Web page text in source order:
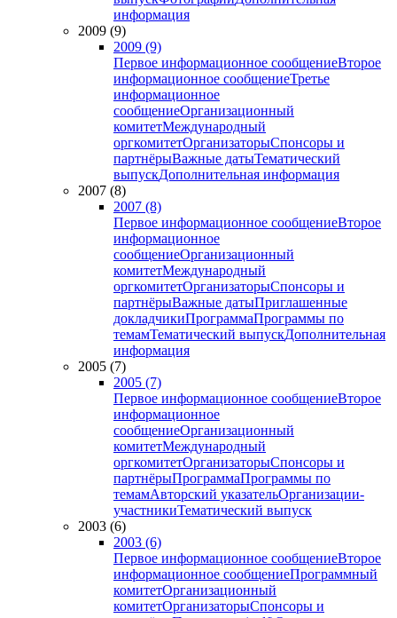
информация
2009 (9)
2009 (9)
Первое информационное сообщениеВторое
информационное сообщениеТретье
информационное
сообщениеОрганизационный
комитетМеждународный
оргкомитетОрганизаторыСпонсоры и
партнёрыВажные датыТематический
выпускДополнительная информация
2007 (8)
2007 (8)
Первое информационное сообщениеВторое
информационное
сообщениеОрганизационный
комитетМеждународный
оргкомитетОрганизаторыСпонсоры и
партнёрыВажные датыПриглашенные
докладчикиПрограммаПрограммы по
темамТематический выпускДополнительная
информация
2005 (7)
2005 (7)
Первое информационное сообщениеВторое
информационное
сообщениеОрганизационный
комитетМеждународный
оргкомитетОрганизаторыСпонсоры и
партнёрыПрограммаПрограммы по
темамАвторский указательОрганизации-
участникиТематический выпуск
2003 (6)
2003 (6)
Первое информационное сообщениеВторое
информационное сообщениеПрограммный
комитетОрганизационный
комитетОрганизаторыСпонсоры и